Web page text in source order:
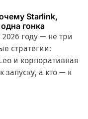
Starlink,
гонка
году — не три
стратегии:
и корпоративная
запуску, а кто — к